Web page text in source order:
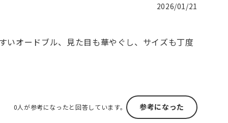
2026/01/21
いオードブル、見た目も華やぐし、サイズも丁度
0人が参考になったと回答しています。 参考になった